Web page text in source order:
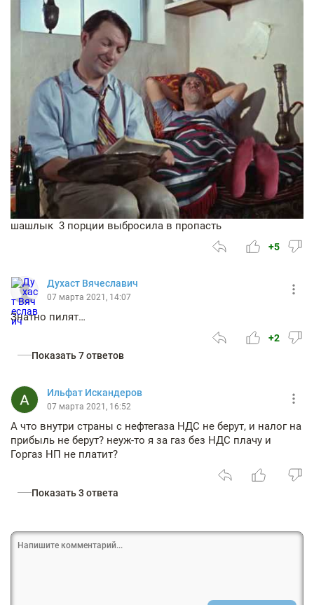
шашлык 3 порции выбросила в пропасть
+5
Духаст Вячеславич
07 марта 2021, 14:07
Знатно пилят…
+2
Показать 7 ответов
Ильфат Искандеров
07 марта 2021, 16:52
А что внутри страны с нефтегаза НДС не берут, и налог на
прибыль не берут? неуж-то я за газ без НДС плачу и
Горгаз НП не платит?
Показать 3 ответа